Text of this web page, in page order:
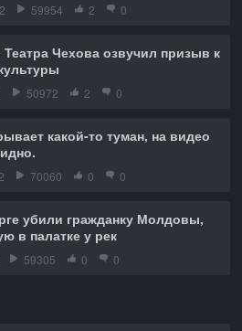
59954 2 0
Театра Чехова озвучил призыв к
50972 2 0
какой-то туман, на видео
70060 0 0
убили гражданку Молдовы,
в палатке у рек
59305 0 0